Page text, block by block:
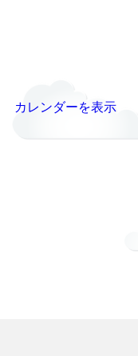
カレンダーを表示